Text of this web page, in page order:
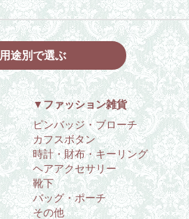
用途別で選ぶ
▼ファッション雑貨
ピンバッジ・ブローチ
カフスボタン
時計・財布・キーリング
ヘアアクセサリー
靴下
バッグ・ポーチ
その他